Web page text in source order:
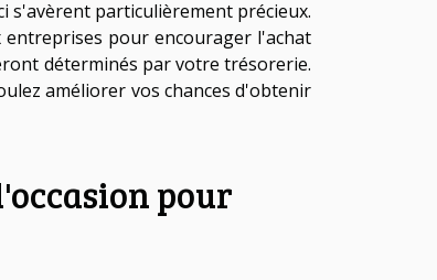
s'avèrent particulièrement précieux.
pour encourager l'achat
déterminés par votre trésorerie.
améliorer vos chances d'obtenir
pour